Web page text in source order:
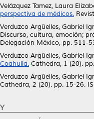
Velázquez Tamez, Laura
perspectiva de médicos.
Verduzco Argüelles, Gabriel
Discurso, cultura, emoción;
Delegación México, pp. 511-
Verduzco Argüelles, Gabriel
Coahuila. Cathedra, 1 (20).
Verduzco Argüelles, Gabriel
Cathedra, 2 (20). pp. 15-26.
Y